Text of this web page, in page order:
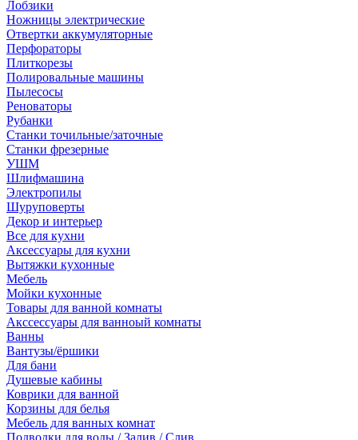
Лобзики
Ножницы электрические
Отвертки аккумуляторные
Перфораторы
Плиткорезы
Полировальные машины
Пылесосы
Реноваторы
Рубанки
Станки точильные/заточные
Станки фрезерные
УШМ
Шлифмашина
Электропилы
Шуруповерты
Декор и интерьер
Все для кухни
Аксессуары для кухни
Вытяжки кухонные
Мебель
Мойки кухонные
Товары для ванной комнаты
Акссессуары для ванноый комнаты
Ванны
Вантузы/ёршики
Для бани
Душевые кабины
Коврики для ванной
Корзины для белья
Мебель для ванных комнат
Подводки для воды / Залив / Слив